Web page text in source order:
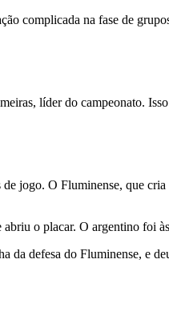
complicada na fase de
líder do campeonato.
jogo. O Fluminense, que
o placar. O argentino foi
defesa do Fluminense, e